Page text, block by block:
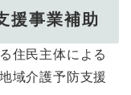
援事業補助
住民主体による
域介護予防支援